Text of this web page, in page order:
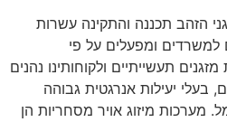
הזהב תכננה והתקינה עשרות
למשרדים ומפעלים על פי
תעשייתיים ולקוחותינו נהנים
בעלי יעילות אנרגטית גבוהה
מערכות מיזוג אויר מסחריות הן